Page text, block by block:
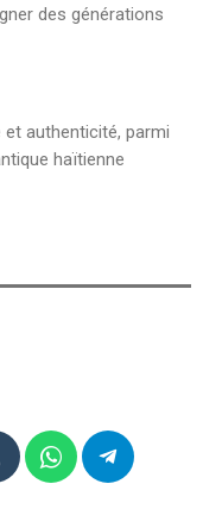
des générations
et authenticité, parmi
haïtienne